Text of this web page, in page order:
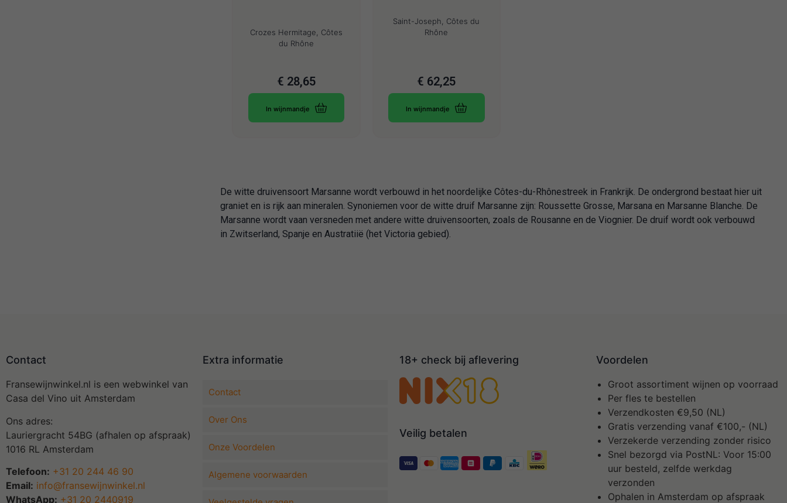
Crozes Hermitage, Côtes
du Rhône
€ 28,65
In wijnmandje
Saint-Joseph, Côtes du
Rhône
€ 62,25
In wijnmandje
De witte druivensoort Marsanne wordt verbouwd in het noordelijke Côtes-du-Rhônestreek in Frankrijk. De ondergrond bestaat hier uit
graniet en is rijk aan mineralen. Synoniemen voor de witte druif Marsanne zijn: Roussette Grosse, Marsana en Marsanne Blanche. De
Marsanne wordt vaan versneden met andere witte druivensoorten, zoals de Rousanne en de Viognier. De druif wordt ook verbouwd
in Zwitserland, Spanje en Austratiië (het Victoria gebied).
Contact
Fransewijnwinkel.nl is een webwinkel van
Casa del Vino uit Amsterdam
Ons adres:
Lauriergracht 54BG (afhalen op afspraak)
1016 RL Amsterdam
Telefoon: +31 20 244 46 90
Email: info@fransewijnwinkel.nl
WhatsApp: +31 20 2440919
Extra informatie
Contact
Over Ons
Onze Voordelen
Algemene voorwaarden
18+ check bij aflevering
Veilig betalen
Voordelen
Groot assortiment wijnen op voorraad
Per fles te bestellen
Verzendkosten €9,50 (NL)
Gratis verzending vanaf €100,- (NL)
Verzekerde verzending zonder risico
Snel bezorgd via PostNL: Voor 15:00
uur besteld, zelfde werkdag
verzonden
Ophalen in Amsterdam op afspraak